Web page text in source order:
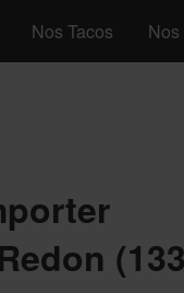
Nos Tacos